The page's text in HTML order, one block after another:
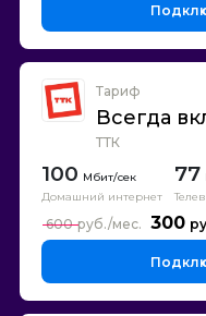
Тариф
Всегда
ТТК
100
Домашний интернет
77
300
600